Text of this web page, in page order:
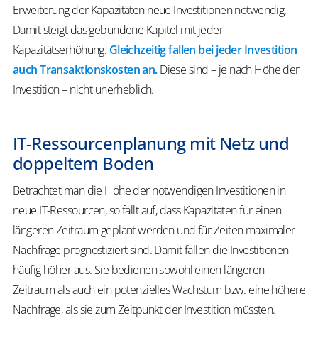
Erweiterung der Kapazitäten neue Investitionen notwendig.
Damit steigt das gebundene Kapitel mit jeder
Kapazitätserhöhung. Gleichzeitig fallen bei jeder Investition
auchTransaktionskostenan.Diese sind – je nach Höhe der
Investition – nicht unerheblich.
IT-Ressourcenplanung mit Netz und
doppeltem Boden
Betrachtet man die Höhe der notwendigen Investitionen in
neue IT-Ressourcen, so fällt auf, dass Kapazitäten für einen
längeren Zeitraum geplant werden und für Zeiten maximaler
Nachfrage prognostiziert sind. Damit fallen die Investitionen
häufig höher aus. Sie bedienen sowohl einen längeren
Zeitraum als auch ein potenzielles Wachstum bzw. eine höhere
Nachfrage, als sie zum Zeitpunkt der Investition müssten.